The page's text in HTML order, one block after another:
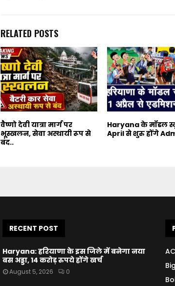
RELATED POSTS
वैष्णो देवी यात्रा मार्ग पर
भूस्खलन, सेवा अस्थायी रूप से
बंद..
Haryana के मॉडल
April से शुरु होंगे
RECENT POST
Haryana: हरियाणा के इस जिले में बनेगा नया
बस अड्डा, 14 करोड़ रुपये होंगे खर्च
August 5, 2026 0